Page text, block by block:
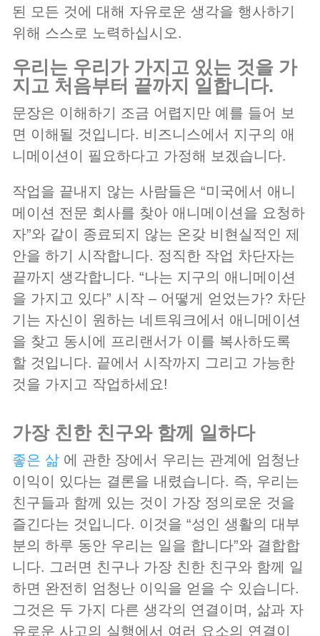
된 모든 것에 대해 자유로운 생각을 행사하기
위해 스스로 노력하십시오.
우리는 우리가 가지고 있는 것을 가
지고 처음부터 끝까지 일합니다.
문장은 이해하기 조금 어렵지만 예를 들어 보
면 이해될 것입니다. 비즈니스에서 지구의 애
니메이션이 필요하다고 가정해 보겠습니다.
작업을 끝내지 않는 사람들은 “미국에서 애니
메이션 전문 회사를 찾아 애니메이션을 요청하
자”와 같이 종료되지 않는 온갖 비현실적인 제
안을 하기 시작합니다. 정직한 작업 차단자는
끝까지 생각합니다. “나는 지구의 애니메이션
을 가지고 있다” 시작 – 어떻게 얻었는가? 차단
기는 자신이 원하는 네트워크에서 애니메이션
을 찾고 동시에 프리랜서가 이를 복사하도록
할 것입니다. 끝에서 시작까지 그리고 가능한
것을 가지고 작업하세요!
가장 친한 친구와 함께 일하다
좋은 삶 에 관한 장에서 우리는 관계에 엄청난
이익이 있다는 결론을 내렸습니다. 즉, 우리는
친구들과 함께 있는 것이 가장 정의로운 것을
즐긴다는 것입니다. 이것을 “성인 생활의 대부
분의 하루 동안 우리는 일을 합니다”와 결합합
니다. 그러면 친구나 가장 친한 친구와 함께 일
하면 완전히 엄청난 이익을 얻을 수 있습니다.
그것은 두 가지 다른 생각의 연결이며, 삶과 자
유로운 사고의 실행에서 여러 요소의 연결이